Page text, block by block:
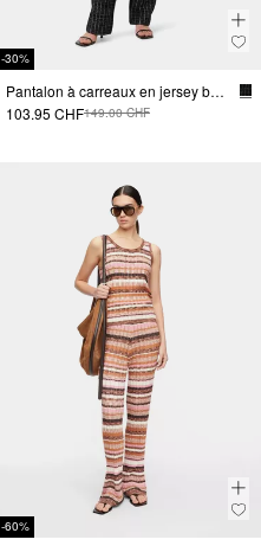
-30%
Pantalon à carreaux en jersey bouclé
103.95 CHF149.00 CHF
-60%